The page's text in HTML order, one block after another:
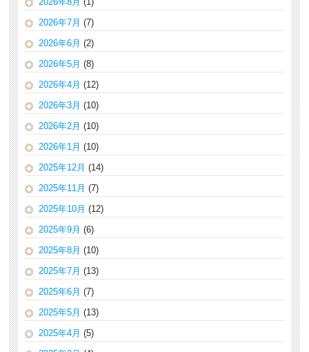
2026年7月 (7)
2026年6月 (2)
2026年5月 (8)
2026年4月 (12)
2026年3月 (10)
2026年2月 (10)
2026年1月 (10)
2025年12月 (14)
2025年11月 (7)
2025年10月 (12)
2025年9月 (6)
2025年8月 (10)
2025年7月 (13)
2025年6月 (7)
2025年5月 (13)
2025年4月 (5)